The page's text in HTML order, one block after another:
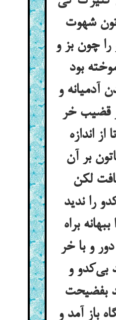
شهوت
را چون بز و
بود
آدمیانه و
قضیب خر
اندازه
بر آن
لکن
را ندید
براه
و با خر
و
بفضیحت
باز آمد و